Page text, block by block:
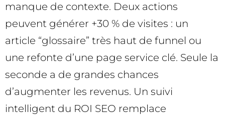
manque de contexte. Deux actions
peuvent générer +30 % de visites : un
article “glossaire” très haut de funnel ou
une refonte d’une page service clé. Seule la
seconde a de grandes chances
d’augmenter les revenus. Un suivi
intelligent du ROI SEO remplace